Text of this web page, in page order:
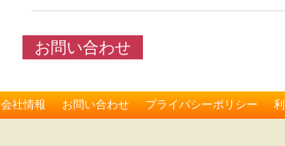
お問い合わせ
会社情報 お問い合わせ プライバシーポリシー